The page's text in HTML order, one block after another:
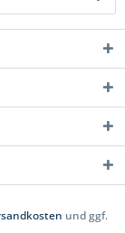
und ggf.